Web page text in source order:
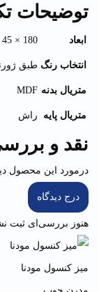
توضیحات
ابعاد 180 × 45 × 85 سانتیمتر
انتخاب رنگ طبق
متریال بدنه MDF
متریال پایه راش
نقد و
درمورد این محصول
درج دیدگاه
هنوز بررسی‌ای ثبت
میز کنسول مودنا